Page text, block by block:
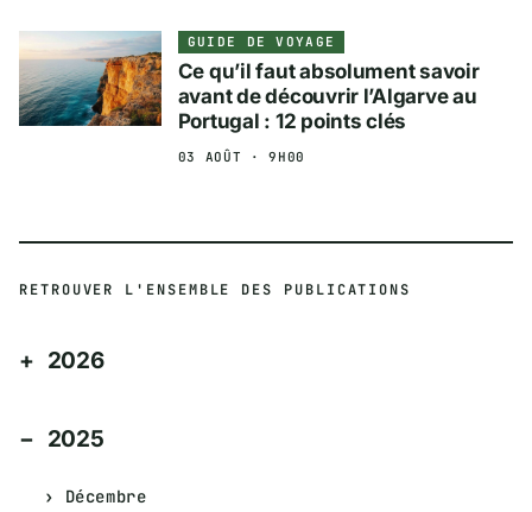
GUIDE DE VOYAGE
Ce qu’il faut absolument savoir
avant de découvrir l’Algarve au
Portugal : 12 points clés
03 AOÛT · 9H00
RETROUVER L'ENSEMBLE DES PUBLICATIONS
2026
2025
Décembre